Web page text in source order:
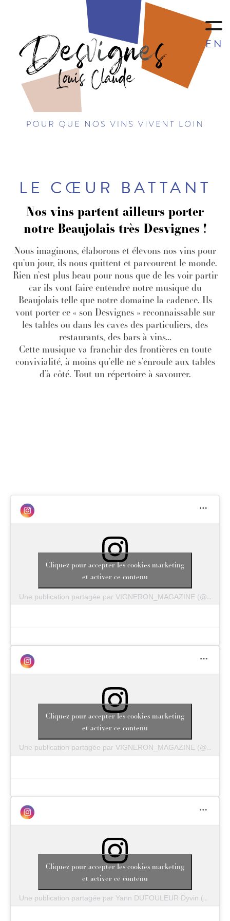
EN
LE CŒUR BATTANT
Nos vins partent ailleurs porter
notre Beaujolais très Desvignes !
Nous imaginons, élaborons et élevons nos vins pour
qu’un jour, ils nous quittent et parcourent le monde.
Rien n’est plus beau pour nous que de les voir partir
car ils vont faire entendre notre musique du
Beaujolais telle que notre domaine la cadence. Ils
vont porter ce « son Desvignes » reconnaissable sur
les tables ou dans les caves des particuliers, des
restaurants, des bars à vins…
Cette musique va franchir des frontières en toute
convivialité, à moins qu’elle ne s’enroule aux tables
d’à côté. Tout un répertoire à savourer.
Une publication partagée par VIGNERON_MAGAZINE (@vigneron_magazine)
Cliquez pour accepter les cookies marketing
et activer ce contenu
Une publication partagée par VIGNERON_MAGAZINE (@vigneron_magazine)
Cliquez pour accepter les cookies marketing
et activer ce contenu
Une publication partagée par Yann DUFOULEUR Dyvin (@dufy_le_dyvin)
Cliquez pour accepter les cookies marketing
et activer ce contenu